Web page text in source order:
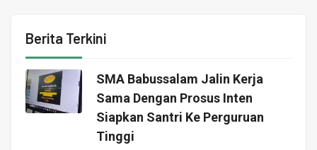
Berita Terkini
SMA Babussalam Jalin Kerja
Sama Dengan Prosus Inten
Siapkan Santri Ke Perguruan
Tinggi